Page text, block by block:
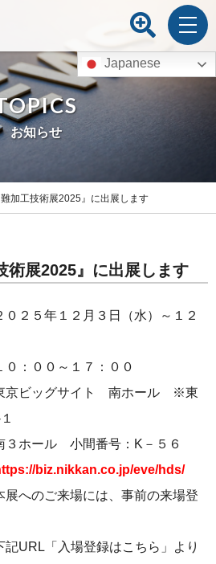
Japanese
お知らせ
難加工技術展2025』に出展します
術展2025』に出展します
２月３日（水）～１２
０～１７：００
サイト 南ホール ※東
小間番号：K－５６
biz.nikkan.co.jp/eve/hds/
へのご来場には、事前の来場登
登録はこちら」より